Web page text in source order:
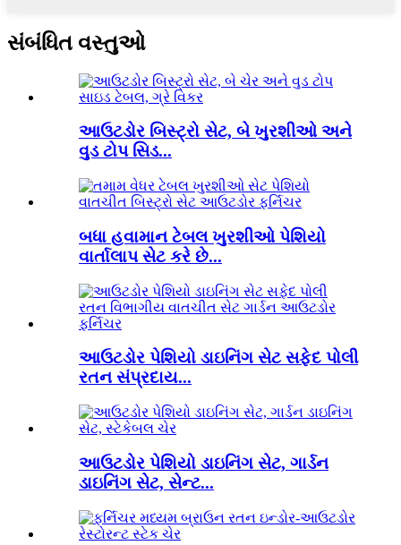
સંબંધિત વસ્તુઓ
આઉટડોર બિસ્ટ્રો સેટ, બે ખુરશીઓ અને
વુડ ટોપ સિડ...
બધા હવામાન ટેબલ ખુરશીઓ પેશિયો
વાર્તાલાપ સેટ કરે છે...
આઉટડોર પેશિયો ડાઇનિંગ સેટ સફેદ પોલી
રતન સંપ્રદાય...
આઉટડોર પેશિયો ડાઇનિંગ સેટ, ગાર્ડન
ડાઇનિંગ સેટ, સેન્ટ...